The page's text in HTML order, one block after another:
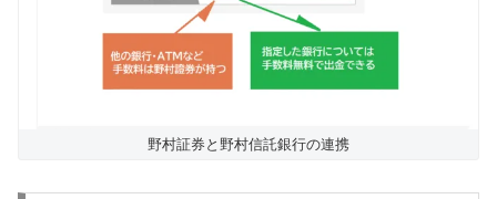
野村証券と野村信託銀行の連携